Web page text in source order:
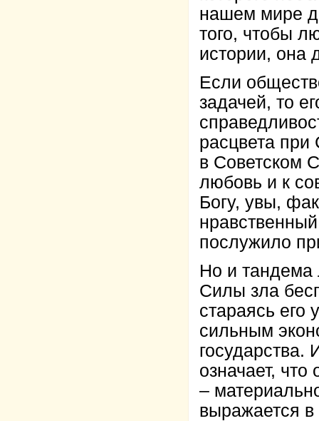
нашем мире
того, чтобы
истории, она
Если
задачей, то
расцвета
в Советском
любовь и к
Богу, увы,
послужило
Но и тандема
Силы зла
стараясь его
сильным
государства.
означает,
–
выражается